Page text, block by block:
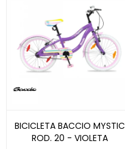
BICICLETA BACCIO MYSTIC
ROD. 20 - VIOLETA